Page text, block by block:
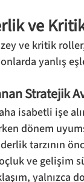
ve
ve kritik
yanlış
Stratejik
isabetli işe
dönem
tarzının
ve gelişim
yalnızca